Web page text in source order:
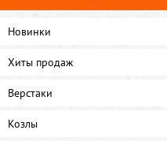
Новинки
Хиты продаж
Верстаки
Козлы